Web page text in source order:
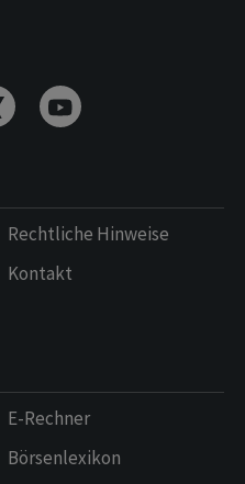
Rechtliche Hinweise
Kontakt
E-Rechner
Börsenlexikon